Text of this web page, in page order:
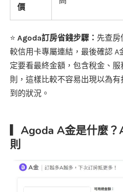
價
⭐ Agoda訂房省錢步驟： 先查
較信用卡專屬連結，最後確認
定要看最終金額，包含稅金、
則，這樣比較不容易出現以為
到的狀況。
▎Agoda A金是什麼
則